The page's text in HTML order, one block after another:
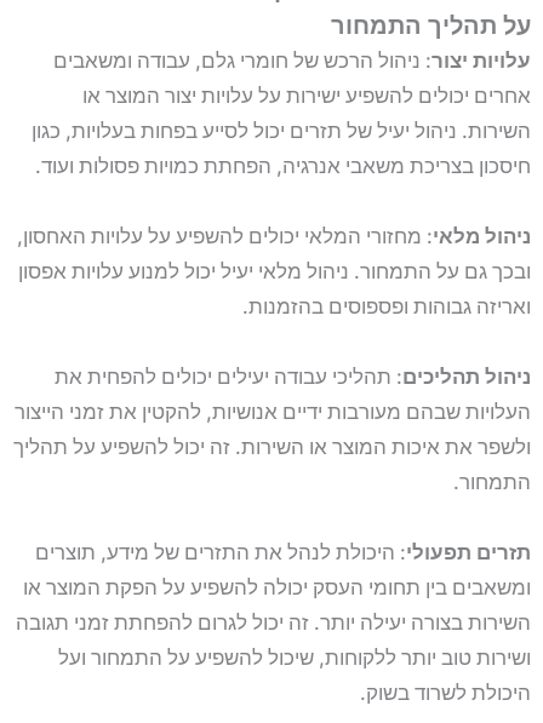
על תהליך התמחור
עלויות יצור: ניהול הרכש של חומרי גלם, עבודה ומשאבים
אחרים יכולים להשפיע ישירות על עלויות יצור המוצר או
השירות. ניהול יעיל של תזרים יכול לסייע בפחות בעלויות, כגון
חיסכון בצריכת משאבי אנרגיה, הפחתת כמויות פסולות ועוד.
ניהול מלאי: מחזורי המלאי יכולים להשפיע על עלויות האחסון,
ובכך גם על התמחור. ניהול מלאי יעיל יכול למנוע עלויות אפסון
ואריזה גבוהות ופספוסים בהזמנות.
ניהול תהליכים: תהליכי עבודה יעילים יכולים להפחית את
העלויות שבהם מעורבות ידיים אנושיות, להקטין את זמני הייצור
ולשפר את איכות המוצר או השירות. זה יכול להשפיע על תהליך
התמחור.
תזרים תפעולי: היכולת לנהל את התזרים של מידע, תוצרים
ומשאבים בין תחומי העסק יכולה להשפיע על הפקת המוצר או
השירות בצורה יעילה יותר. זה יכול לגרום להפחתת זמני תגובה
ושירות טוב יותר ללקוחות, שיכול להשפיע על התמחור ועל
היכולת לשרוד בשוק.